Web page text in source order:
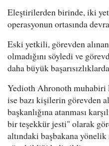
Eleştirilerden birinde, iki
operasyonun ortasında
Eski yetkili, görevden
olmadığını söyledi ve
daha büyük
Yedioth Ahronoth muhabiri
ise bazı kişilerin görevden
başkanlığına atanması
bir teşekkür jesti" olarak
altındaki başbakana